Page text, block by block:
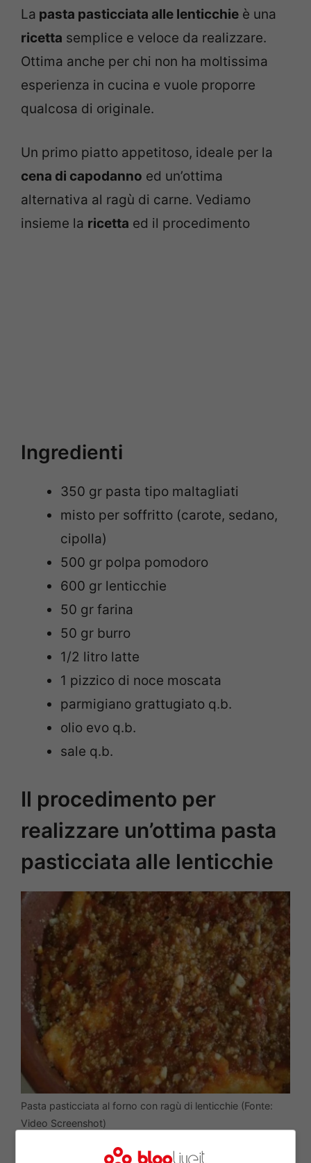
La pasta pasticciata alle lenticchie è una
ricetta semplice e veloce da realizzare.
Ottima anche per chi non ha moltissima
esperienza in cucina e vuole proporre
qualcosa di originale.
Un primo piatto appetitoso, ideale per la
cena di capodanno ed un’ottima
alternativa al ragù di carne. Vediamo
insieme la ricetta ed il procedimento
Ingredienti
350 gr pasta tipo maltagliati
misto per soffritto (carote, sedano,
cipolla)
500 gr polpa pomodoro
600 gr lenticchie
50 gr farina
50 gr burro
1/2 litro latte
1 pizzico di noce moscata
parmigiano grattugiato q.b.
olio evo q.b.
sale q.b.
Il procedimento per
realizzare un’ottima pasta
pasticciata alle lenticchie
Pasta pasticciata al forno con ragù di lenticchie (Fonte:
Video Screenshot)